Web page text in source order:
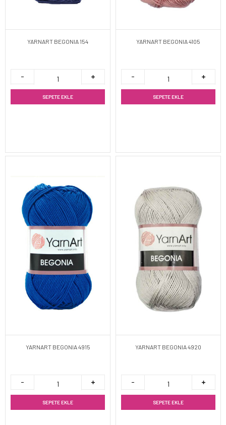
YARNART BEGONIA 154
SEPETE EKLE
YARNART BEGONIA 4105
SEPETE EKLE
YARNART BEGONIA 4915
SEPETE EKLE
YARNART BEGONIA 4920
SEPETE EKLE